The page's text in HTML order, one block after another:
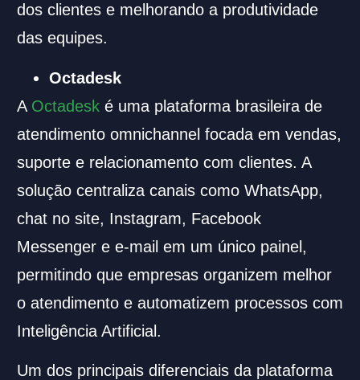
dos clientes e melhorando a produtividade
das equipes.
Octadesk
A Octadesk é uma plataforma brasileira de
atendimento omnichannel focada em vendas,
suporte e relacionamento com clientes. A
solução centraliza canais como WhatsApp,
chat no site, Instagram, Facebook
Messenger e e-mail em um único painel,
permitindo que empresas organizem melhor
o atendimento e automatizem processos com
Inteligência Artificial.
Um dos principais diferenciais da plataforma